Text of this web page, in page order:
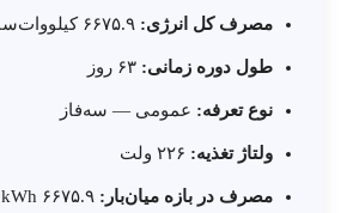
مصرف کل انرژی:
طول دوره زمانی:
نوع تعرفه: عمومی — سه‌فاز
ولتاژ تغذیه:
مصرف در بازه میان‌بار: